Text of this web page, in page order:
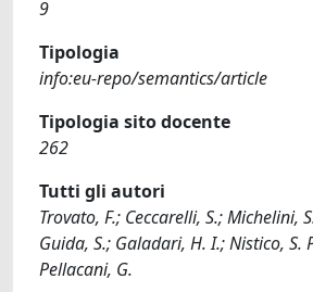
9
Tipologia
info:eu-repo/semantics/article
Tipologia sito docente
262
Tutti gli autori
Trovato, F.; Ceccarelli, S.; Michelini,
Guida, S.; Galadari, H. I.; Nistico, S.
Pellacani, G.